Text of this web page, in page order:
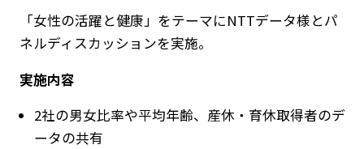
「女性の活躍と健康」をテーマにNTTデータ様とパ
ネルディスカッションを実施。
実施内容
2社の男女比率や平均年齢、産休・育休取得者のデ
ータの共有